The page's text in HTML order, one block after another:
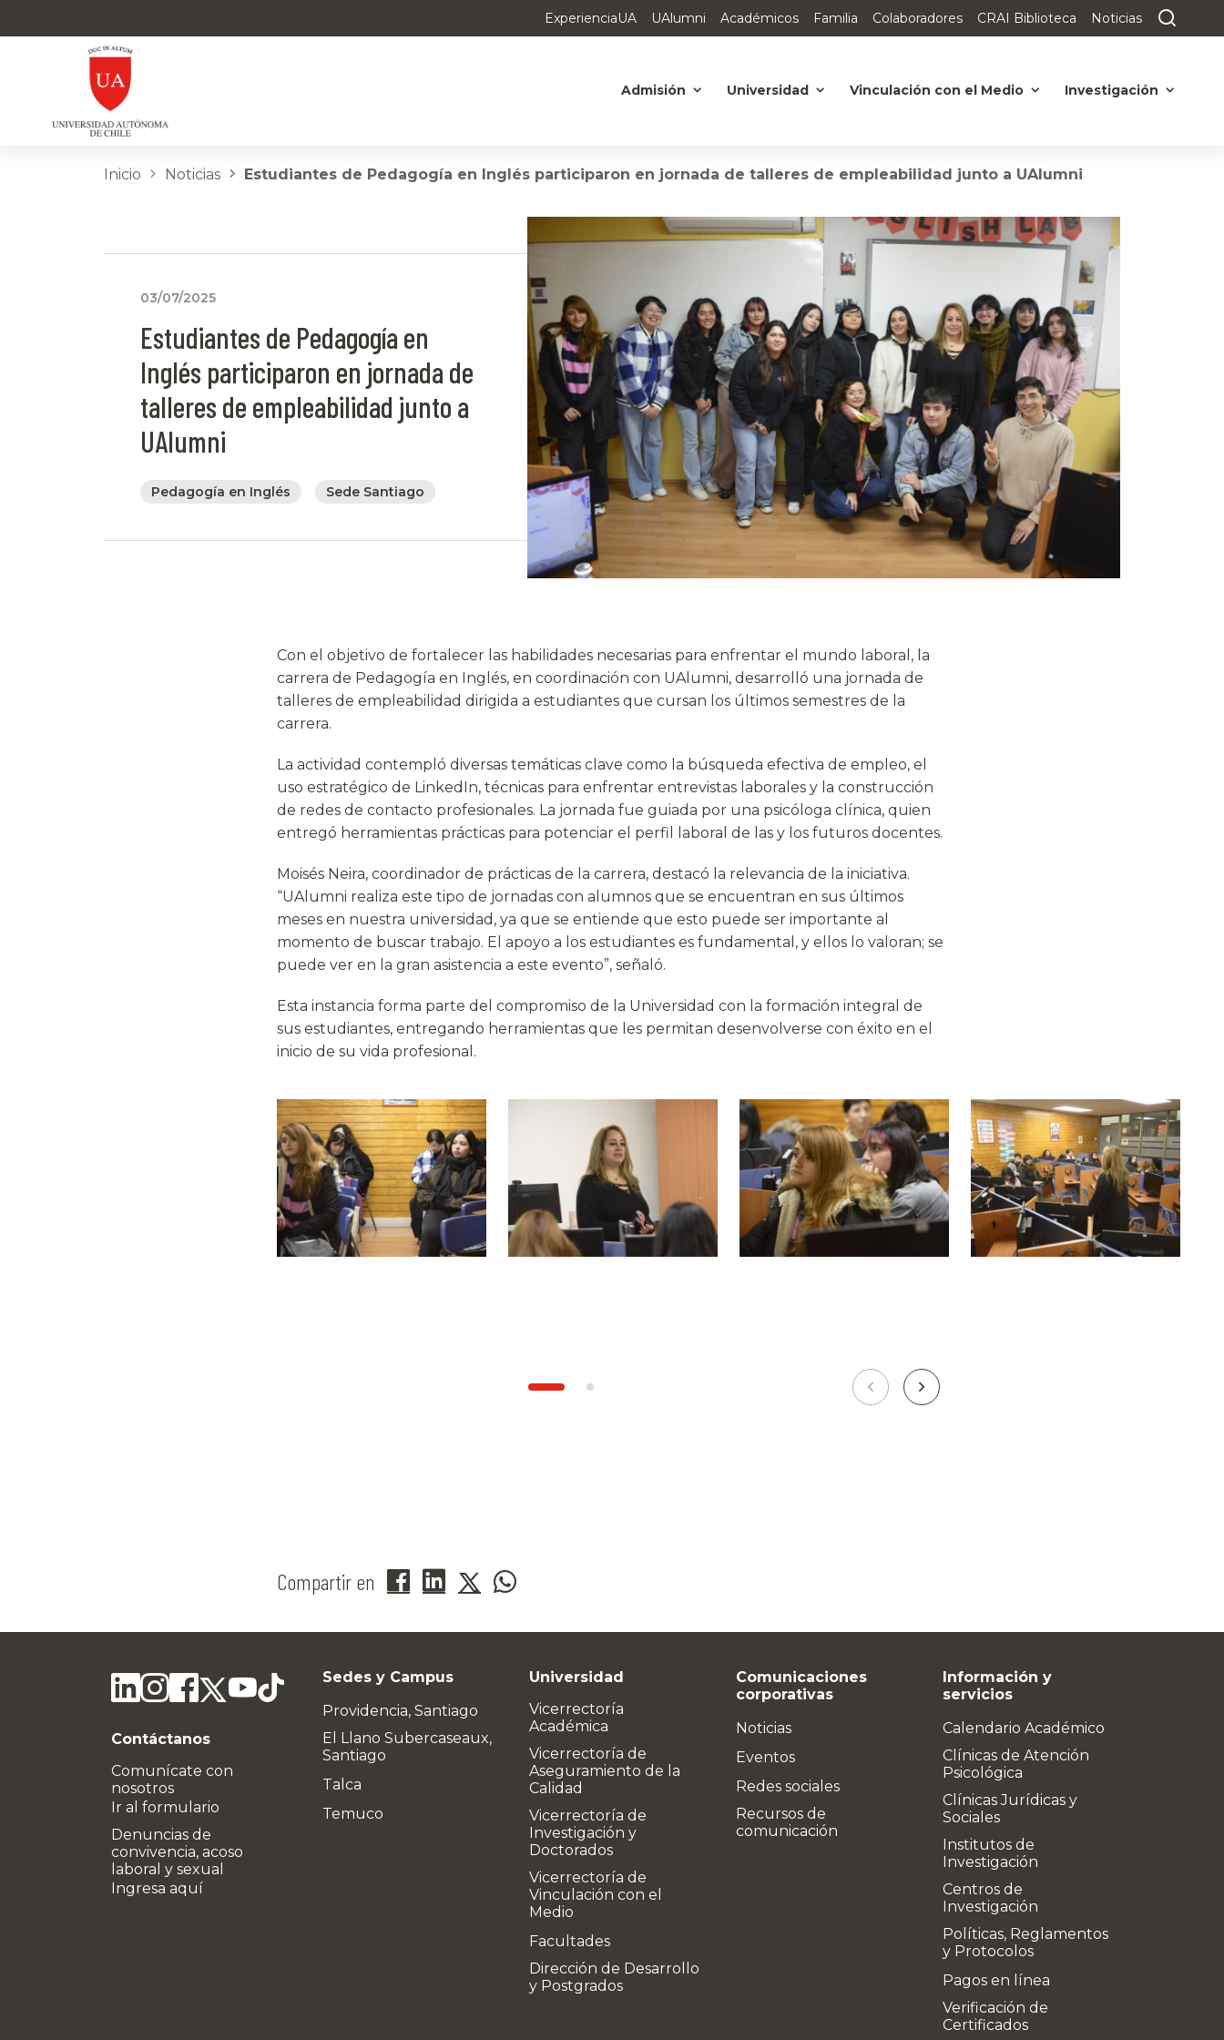
ExperienciaUA UAlumni Académicos Familia Colaboradores CRAI Biblioteca Noticias
Admisión Universidad Vinculación con el Medio Investigación
Inicio Noticias Estudiantes de Pedagogía en Inglés participaron en jornada de talleres de empleabilidad junto a UAlumni
03/07/2025
Estudiantes de Pedagogía en
Inglés participaron en jornada de
talleres de empleabilidad junto a
UAlumni
Pedagogía en Inglés Sede Santiago
Con el objetivo de fortalecer las habilidades necesarias para enfrentar el mundo laboral, la
carrera de Pedagogía en Inglés, en coordinación con UAlumni, desarrolló una jornada de
talleres de empleabilidad dirigida a estudiantes que cursan los últimos semestres de la
carrera.
La actividad contempló diversas temáticas clave como la búsqueda efectiva de empleo, el
uso estratégico de LinkedIn, técnicas para enfrentar entrevistas laborales y la construcción
de redes de contacto profesionales. La jornada fue guiada por una psicóloga clínica, quien
entregó herramientas prácticas para potenciar el perfil laboral de las y los futuros docentes.
Moisés Neira, coordinador de prácticas de la carrera, destacó la relevancia de la iniciativa.
“UAlumni realiza este tipo de jornadas con alumnos que se encuentran en sus últimos
meses en nuestra universidad, ya que se entiende que esto puede ser importante al
momento de buscar trabajo. El apoyo a los estudiantes es fundamental, y ellos lo valoran; se
puede ver en la gran asistencia a este evento”, señaló.
Esta instancia forma parte del compromiso de la Universidad con la formación integral de
sus estudiantes, entregando herramientas que les permitan desenvolverse con éxito en el
inicio de su vida profesional.
Compartir en
Contáctanos
Comunícate con
nosotros
Ir al formulario
Denuncias de
convivencia, acoso
laboral y sexual
Ingresa aquí
Sedes y Campus
Providencia, Santiago
El Llano Subercaseaux,
Santiago
Talca
Temuco
Universidad
Vicerrectoría
Académica
Vicerrectoría de
Aseguramiento de la
Calidad
Vicerrectoría de
Investigación y
Doctorados
Vicerrectoría de
Vinculación con el
Medio
Facultades
Dirección de Desarrollo
y Postgrados
Comunicaciones
corporativas
Noticias
Eventos
Redes sociales
Recursos de
comunicación
Información y
servicios
Calendario Académico
Clínicas de Atención
Psicológica
Clínicas Jurídicas y
Sociales
Institutos de
Investigación
Centros de
Investigación
Políticas, Reglamentos
y Protocolos
Pagos en línea
Verificación de
Certificados